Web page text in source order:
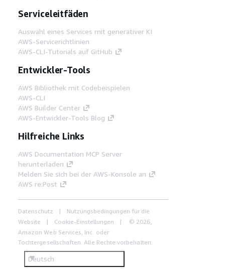
Serviceleitfäden
Auswahl eines Services mit generativer KI
AWS-Servicerichtlinien
AWS-CLI-Tutorials auf GitHub
Entwickler-Tools
AWS Bibliothek mit Codebeispielen
AWS-CLI
AWS Builder Center
AWS-Entwickler-Tools Blog
Hilfreiche Links
AWS Documentation MCP Server
herunterladen
Melden Sie sich bei der AWS-Konsole an
AWS re:Post
Datenschutz
Nutzungsbedingungen für die
Website
Cookie-Einstellungen
© 2026,
Amazon Web Services, Inc. oder
Tochtergesellschaften. Alle Rechte vorbehalten.
Deutsch